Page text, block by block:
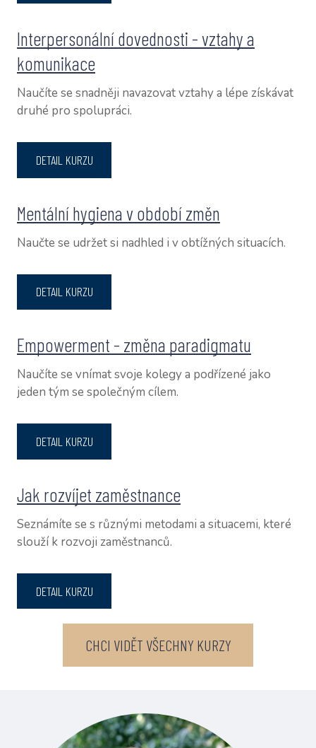
Interpersonální dovednosti - vztahy a
komunikace
Naučíte se snadněji navazovat vztahy a lépe získávat
druhé pro spolupráci.
DETAIL KURZU
Mentální hygiena v období změn
Naučte se udržet si nadhled i v obtížných situacích.
DETAIL KURZU
Empowerment - změna paradigmatu
Naučíte se vnímat svoje kolegy a podřízené jako
jeden tým se společným cílem.
DETAIL KURZU
Jak rozvíjet zaměstnance
Seznámíte se s různými metodami a situacemi, které
slouží k rozvoji zaměstnanců.
DETAIL KURZU
CHCI VIDĚT VŠECHNY KURZY